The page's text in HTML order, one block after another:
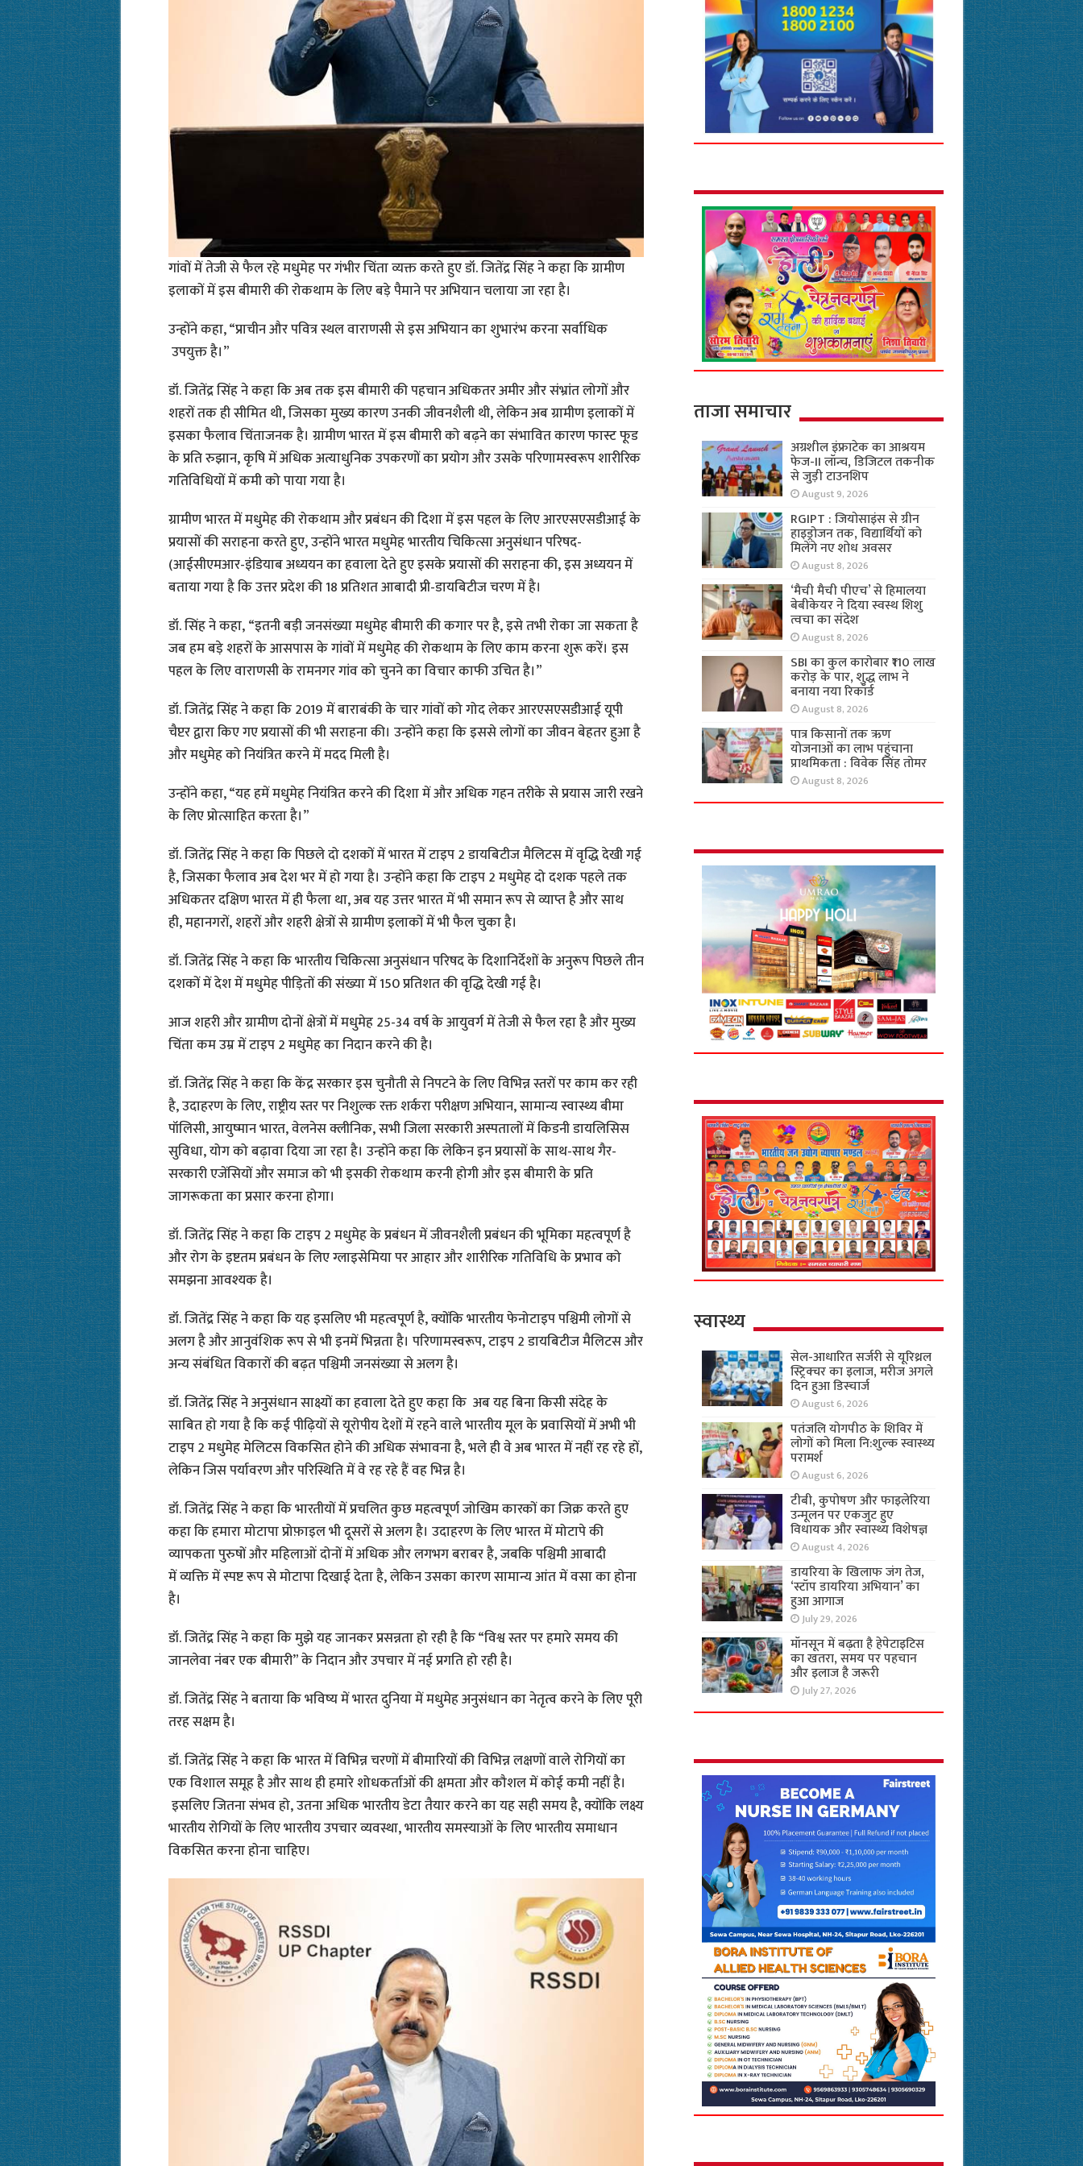
गांवों में तेजी से फैल रहे मधुमेह पर गंभीर चिंता व्यक्त करते हुए डॉ. जितेंद्र सिंह ने कहा कि ग्रामीण
इलाकों में इस बीमारी की रोकथाम के लिए बड़े पैमाने पर अभियान चलाया जा रहा है।
उन्होंने कहा, “प्राचीन और पवित्र स्थल वाराणसी से इस अभियान का शुभारंभ करना सर्वाधिक
उपयुक्त है।”
डॉ. जितेंद्र सिंह ने कहा कि अब तक इस बीमारी की पहचान अधिकतर अमीर और संभ्रांत लोगों और
शहरों तक ही सीमित थी, जिसका मुख्य कारण उनकी जीवनशैली थी, लेकिन अब ग्रामीण इलाकों में
इसका फैलाव चिंताजनक है। ग्रामीण भारत में इस बीमारी को बढ़ने का संभावित कारण फास्ट फूड
के प्रति रुझान, कृषि में अधिक अत्याधुनिक उपकरणों का प्रयोग और उसके परिणामस्वरूप शारीरिक
गतिविधियों में कमी को पाया गया है।
ग्रामीण भारत में मधुमेह की रोकथाम और प्रबंधन की दिशा में इस पहल के लिए आरएसएसडीआई के
प्रयासों की सराहना करते हुए, उन्होंने भारत मधुमेह भारतीय चिकित्सा अनुसंधान परिषद-
(आईसीएमआर-इंडियाब अध्ययन का हवाला देते हुए इसके प्रयासों की सराहना की, इस अध्ययन में
बताया गया है कि उत्तर प्रदेश की 18 प्रतिशत आबादी प्री-डायबिटीज चरण में है।
डॉ. सिंह ने कहा, “इतनी बड़ी जनसंख्या मधुमेह बीमारी की कगार पर है, इसे तभी रोका जा सकता है
जब हम बड़े शहरों के आसपास के गांवों में मधुमेह की रोकथाम के लिए काम करना शुरू करें। इस
पहल के लिए वाराणसी के रामनगर गांव को चुनने का विचार काफी उचित है।”
डॉ. जितेंद्र सिंह ने कहा कि 2019 में बाराबंकी के चार गांवों को गोद लेकर आरएसएसडीआई यूपी
चैप्टर द्वारा किए गए प्रयासों की भी सराहना की। उन्होंने कहा कि इससे लोगों का जीवन बेहतर हुआ है
और मधुमेह को नियंत्रित करने में मदद मिली है।
उन्होंने कहा, “यह हमें मधुमेह नियंत्रित करने की दिशा में और अधिक गहन तरीके से प्रयास जारी रखने
के लिए प्रोत्साहित करता है।”
डॉ. जितेंद्र सिंह ने कहा कि पिछले दो दशकों में भारत में टाइप 2 डायबिटीज मैलिटस में वृद्धि देखी गई
है, जिसका फैलाव अब देश भर में हो गया है। उन्होंने कहा कि टाइप 2 मधुमेह दो दशक पहले तक
अधिकतर दक्षिण भारत में ही फैला था, अब यह उत्तर भारत में भी समान रूप से व्याप्त है और साथ
ही, महानगरों, शहरों और शहरी क्षेत्रों से ग्रामीण इलाकों में भी फैल चुका है।
डॉ. जितेंद्र सिंह ने कहा कि भारतीय चिकित्सा अनुसंधान परिषद के दिशानिर्देशों के अनुरूप पिछले तीन
दशकों में देश में मधुमेह पीड़ितों की संख्या में 150 प्रतिशत की वृद्धि देखी गई है।
आज शहरी और ग्रामीण दोनों क्षेत्रों में मधुमेह 25-34 वर्ष के आयुवर्ग में तेजी से फैल रहा है और मुख्य
चिंता कम उम्र में टाइप 2 मधुमेह का निदान करने की है।
डॉ. जितेंद्र सिंह ने कहा कि केंद्र सरकार इस चुनौती से निपटने के लिए विभिन्न स्तरों पर काम कर रही
है, उदाहरण के लिए, राष्ट्रीय स्तर पर निशुल्क रक्त शर्करा परीक्षण अभियान, सामान्य स्वास्थ्य बीमा
पॉलिसी, आयुष्मान भारत, वेलनेस क्लीनिक, सभी जिला सरकारी अस्पतालों में किडनी डायलिसिस
सुविधा, योग को बढ़ावा दिया जा रहा है। उन्होंने कहा कि लेकिन इन प्रयासों के साथ-साथ गैर-
सरकारी एजेंसियों और समाज को भी इसकी रोकथाम करनी होगी और इस बीमारी के प्रति
जागरूकता का प्रसार करना होगा।
डॉ. जितेंद्र सिंह ने कहा कि टाइप 2 मधुमेह के प्रबंधन में जीवनशैली प्रबंधन की भूमिका महत्वपूर्ण है
और रोग के इष्टतम प्रबंधन के लिए ग्लाइसेमिया पर आहार और शारीरिक गतिविधि के प्रभाव को
समझना आवश्यक है।
डॉ. जितेंद्र सिंह ने कहा कि यह इसलिए भी महत्वपूर्ण है, क्योंकि भारतीय फेनोटाइप पश्चिमी लोगों से
अलग है और आनुवंशिक रूप से भी इनमें भिन्नता है। परिणामस्वरूप, टाइप 2 डायबिटीज मैलिटस और
अन्य संबंधित विकारों की बढ़त पश्चिमी जनसंख्या से अलग है।
डॉ. जितेंद्र सिंह ने अनुसंधान साक्ष्यों का हवाला देते हुए कहा कि अब यह बिना किसी संदेह के
साबित हो गया है कि कई पीढ़ियों से यूरोपीय देशों में रहने वाले भारतीय मूल के प्रवासियों में अभी भी
टाइप 2 मधुमेह मेलिटस विकसित होने की अधिक संभावना है, भले ही वे अब भारत में नहीं रह रहे हों,
लेकिन जिस पर्यावरण और परिस्थिति में वे रह रहे हैं वह भिन्न है।
डॉ. जितेंद्र सिंह ने कहा कि भारतीयों में प्रचलित कुछ महत्वपूर्ण जोखिम कारकों का जिक्र करते हुए
कहा कि हमारा मोटापा प्रोफ़ाइल भी दूसरों से अलग है। उदाहरण के लिए भारत में मोटापे की
व्यापकता पुरुषों और महिलाओं दोनों में अधिक और लगभग बराबर है, जबकि पश्चिमी आबादी
में व्यक्ति में स्पष्ट रूप से मोटापा दिखाई देता है, लेकिन उसका कारण सामान्य आंत में वसा का होना
है।
डॉ. जितेंद्र सिंह ने कहा कि मुझे यह जानकर प्रसन्नता हो रही है कि “विश्व स्तर पर हमारे समय की
जानलेवा नंबर एक बीमारी” के निदान और उपचार में नई प्रगति हो रही है।
डॉ. जितेंद्र सिंह ने बताया कि भविष्य में भारत दुनिया में मधुमेह अनुसंधान का नेतृत्व करने के लिए पूरी
तरह सक्षम है।
डॉ. जितेंद्र सिंह ने कहा कि भारत में विभिन्न चरणों में बीमारियों की विभिन्न लक्षणों वाले रोगियों का
एक विशाल समूह है और साथ ही हमारे शोधकर्ताओं की क्षमता और कौशल में कोई कमी नहीं है।
इसलिए जितना संभव हो, उतना अधिक भारतीय डेटा तैयार करने का यह सही समय है, क्योंकि लक्ष्य
भारतीय रोगियों के लिए भारतीय उपचार व्यवस्था, भारतीय समस्याओं के लिए भारतीय समाधान
विकसित करना होना चाहिए।
ताजा समाचार
अग्रशील इंफ्राटेक का आश्रयम
फेज-II लॉन्च, डिजिटल तकनीक
से जुड़ी टाउनशिप
August 9, 2026
RGIPT : जियोसाइंस से ग्रीन
हाइड्रोजन तक, विद्यार्थियों को
मिलेंगे नए शोध अवसर
August 8, 2026
‘मैची मैची पीएच’ से हिमालया
बेबीकेयर ने दिया स्वस्थ शिशु
त्वचा का संदेश
August 8, 2026
SBI का कुल कारोबार ₹110 लाख
करोड़ के पार, शुद्ध लाभ ने
बनाया नया रिकॉर्ड
August 8, 2026
पात्र किसानों तक ऋण
योजनाओं का लाभ पहुंचाना
प्राथमिकता : विवेक सिंह तोमर
August 8, 2026
स्वास्थ्य
सेल-आधारित सर्जरी से यूरिथ्रल
स्ट्रिक्चर का इलाज, मरीज अगले
दिन हुआ डिस्चार्ज
August 6, 2026
पतंजलि योगपीठ के शिविर में
लोगों को मिला नि:शुल्क स्वास्थ्य
परामर्श
August 6, 2026
टीबी, कुपोषण और फाइलेरिया
उन्मूलन पर एकजुट हुए
विधायक और स्वास्थ्य विशेषज्ञ
August 4, 2026
डायरिया के खिलाफ जंग तेज,
‘स्टॉप डायरिया अभियान’ का
हुआ आगाज
July 29, 2026
मॉनसून में बढ़ता है हेपेटाइटिस
का खतरा, समय पर पहचान
और इलाज है जरूरी
July 27, 2026